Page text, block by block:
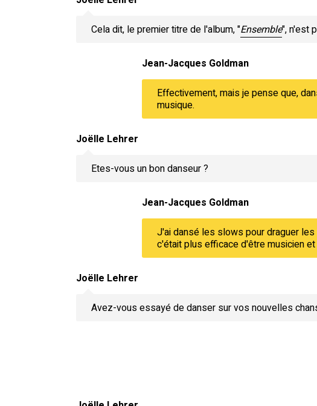
Cela dit, le premier titre de l'album, "Ensemble", n'est
Jean-Jacques Goldman
Effectivement, mais je pense que,
musique.
Joëlle Lehrer
Etes-vous un bon danseur ?
Jean-Jacques Goldman
J'ai dansé les slows pour draguer
c'était plus efficace d'être musicien
Joëlle Lehrer
Avez-vous essayé de danser sur vos nouvelles